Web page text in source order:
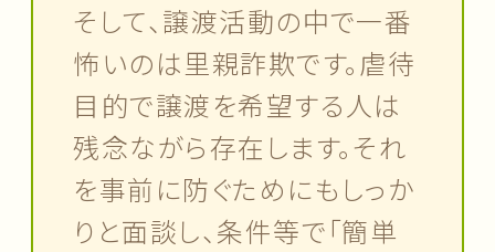
そして、譲渡活動の中で一番
怖いのは里親詐欺です。虐待
目的で譲渡を希望する人は
残念ながら存在します。それ
を事前に防ぐためにもしっか
りと面談し、条件等で「簡単